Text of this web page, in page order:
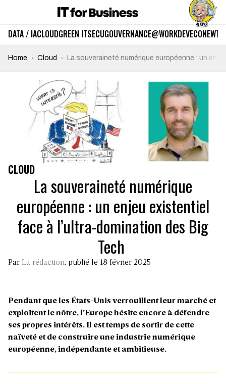
DATA / IACLOUDGREEN ITSECUGOUVERNANCE@WORKDEVECO
Home Cloud La souveraineté numérique européenne : un
CLOUD
La souveraineté numérique
européenne : un enjeu existentiel
face à l’ultra-domination des Big
Tech
Par La rédaction, publié le 18 février 2025
Pendant que les États-Unis verrouillent leur marché et
exploitent le nôtre, l’Europe hésite encore à défendre
ses propres intérêts. Il est temps de sortir de cette
naïveté et de construire une industrie numérique
européenne, indépendante et ambitieuse.